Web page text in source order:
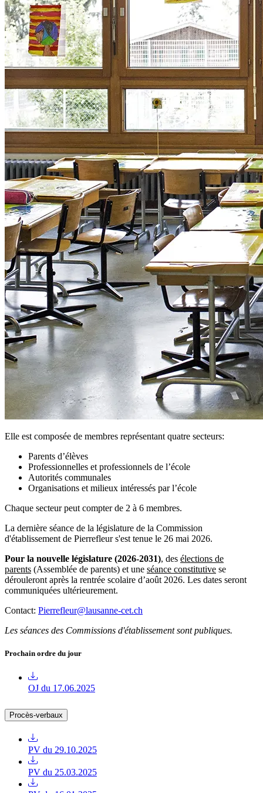
Elle est composée de membres représentant quatre secteurs:
Parents d’élèves
Professionnelles et professionnels de l’école
Autorités communales
Organisations et milieux intéressés par l’école
Chaque secteur peut compter de 2 à 6 membres.
La dernière séance de la législature de la Commission
d'établissement de Pierrefleur s'est tenue le 26 mai 2026.
Pour la nouvelle législature (2026-2031), des élections de
parents (Assemblée de parents) et une séance constitutive se
dérouleront après la rentrée scolaire d’août 2026. Les dates seront
communiquées ultérieurement.
Contact: Pierrefleur@lausanne-cet.ch
Les séances des Commissions d'établissement sont publiques.
Prochain ordre du jour
OJ du 17.06.2025
Procès-verbaux
PV du 29.10.2025
PV du 25.03.2025